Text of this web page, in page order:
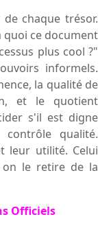
chaque trésor.
quoi ce document
plus cool ?"
informels.
la qualité de
et le quotient
s'il est digne
contrôle qualité.
leur utilité. Celui
on le retire de la
Officiels